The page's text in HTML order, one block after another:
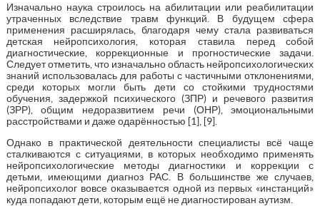
Изначально наука строилось на абилитации или реабилитации
утраченных вследствие травм функций. В будущем сфера
применения расширялась, благодаря чему стала развиваться
детская нейропсихология, которая ставила перед собой
диагностические, коррекционные и прогностические задачи.
Следует отметить, что изначально область нейропсихологических
знаний использовалась для работы с частичными отклонениями,
среди которых могли быть дети со стойкими трудностями
обучения, задержкой психического (ЗПР) и речевого развития
(ЗРР), общим недоразвитием речи (ОНР), эмоциональными
расстройствами и даже одарённостью [1], [9].
Однако в практической деятельности специалисты всё чаще
сталкиваются с ситуациями, в которых необходимо применять
нейропсихологические методы диагностики и коррекции с
детьми, имеющими диагноз РАС. В большинстве же случаев,
нейропсихолог вовсе оказывается одной из первых «инстанций»
куда попадают дети, которым ещё не диагностирован аутизм.